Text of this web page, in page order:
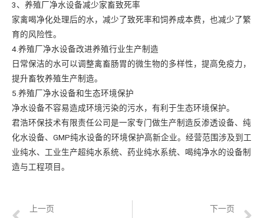
3、养殖厂净水设备减少家畜致死率
家禽喝净化处理后的水，减少了致死率和饲养成本费，也减少了繁
育的风险性。
4.养殖厂净水设备改进养殖行业生产制造
日常保洁的水可以调整禽畜肠胃的微生物的多样性，提高免疫力，
提升畜牧养殖生产制造。
5.养殖厂净水设备和生态环境保护
净水设备不容易造成环境污染的污水，有利于生态环境保护。
君浩环保技术有限责任公司是一家专门做生产制造反渗透设备、纯
化水设备、GMP纯水设备的环境保护高新企业。经营范围涉及到工
业纯水、工业生产超纯水系统、药业纯水系统、喝纯净水的设备制
造与工程项目。
上一页 下一页